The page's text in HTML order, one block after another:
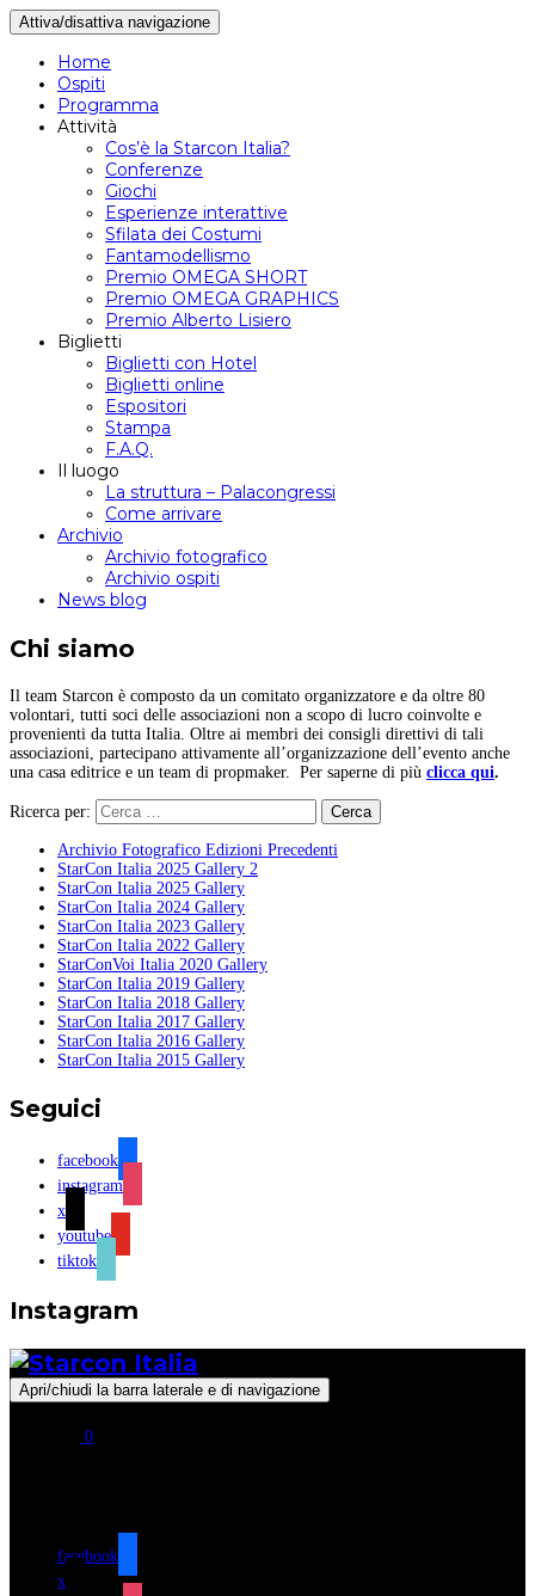
Attiva/disattiva navigazione
Home
Ospiti
Programma
Attività
Cos’è la Starcon Italia?
Conferenze
Giochi
Esperienze interattive
Sfilata dei Costumi
Fantamodellismo
Premio OMEGA SHORT
Premio OMEGA GRAPHICS
Premio Alberto Lisiero
Biglietti
Biglietti con Hotel
Biglietti online
Espositori
Stampa
F.A.Q.
Il luogo
La struttura – Palacongressi
Come arrivare
Archivio
Archivio fotografico
Archivio ospiti
News blog
Chi siamo
Il team Starcon è composto da un comitato organizzatore e da oltre 80
volontari, tutti soci delle associazioni non a scopo di lucro coinvolte e
provenienti da tutta Italia. Oltre ai membri dei consigli direttivi di tali
associazioni, partecipano attivamente all’organizzazione dell’evento anche
una casa editrice e un team di propmaker. Per saperne di più clicca qui.
Ricerca per:
Archivio Fotografico Edizioni Precedenti
StarCon Italia 2025 Gallery 2
StarCon Italia 2025 Gallery
StarCon Italia 2024 Gallery
StarCon Italia 2023 Gallery
StarCon Italia 2022 Gallery
StarConVoi Italia 2020 Gallery
StarCon Italia 2019 Gallery
StarCon Italia 2018 Gallery
StarCon Italia 2017 Gallery
StarCon Italia 2016 Gallery
StarCon Italia 2015 Gallery
Seguici
facebook
instagram
x
youtube
tiktok
Instagram
Apri/chiudi la barra laterale e di navigazione
0
facebook
x